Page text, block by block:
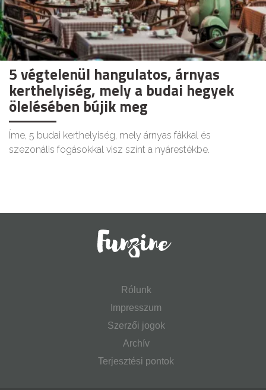
5 végtelenül hangulatos, árnyas
kerthelyiség, mely a budai hegyek
ölelésében bújik meg
Íme, 5 budai kerthelyiség, mely árnyas fákkal és
szezonális fogásokkal visz színt a nyárestékbe.
Rólunk
Impresszum
Szerzői jogok
Archív
Terjesztési pontok